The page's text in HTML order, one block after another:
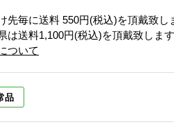
先毎に送料 550円(税込)を頂戴致し
は送料1,100円(税込)を頂戴致します
ついて
品